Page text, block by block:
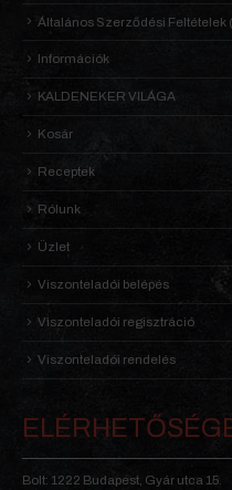
Általános Szerződési Feltételek
Információk
KALDENEKER VILÁGA
Kosár
Receptek
Rólunk
Üzlet
Viszonteladói belépés
Viszonteladói regisztráció
Viszonteladói rendelés
Bolt: 1222 Budapest, Gyár utca 15.